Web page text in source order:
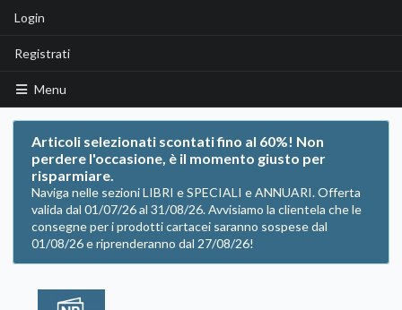
Login
Registrati
Menu
Articoli selezionati scontati fino al 60%! Non
perdere l'occasione, è il momento giusto per
risparmiare.
Naviga nelle sezioni LIBRI e SPECIALI e ANNUARI. Offerta
valida dal 01/07/26 al 31/08/26. Avvisiamo la clientela che le
consegne per i prodotti cartacei saranno sospese dal
01/08/26 e riprenderanno dal 27/08/26!